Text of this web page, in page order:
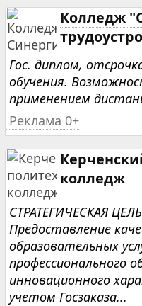
Колледж
Гос. диплом,
обучения.
применением
Реклама 0+
колледж
СТРАТЕГИЧЕСКАЯ
Предоставление
образовательных
профессионального
инновационного
учетом Госзаказа...